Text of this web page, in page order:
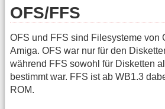
OFS/FFS
OFS und FFS sind Filesysteme von
Amiga. OFS war nur für den
während FFS sowohl für Disketten
bestimmt war. FFS ist ab WB1.3
ROM.